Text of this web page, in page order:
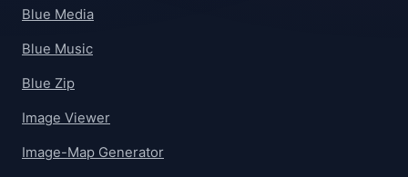
Blue Media
Blue Music
Blue Zip
Image Viewer
Image-Map Generator